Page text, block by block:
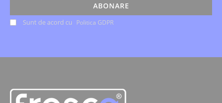
si
ofertele
pe
Sunt de acord cu Politica GDPR
ABONARE